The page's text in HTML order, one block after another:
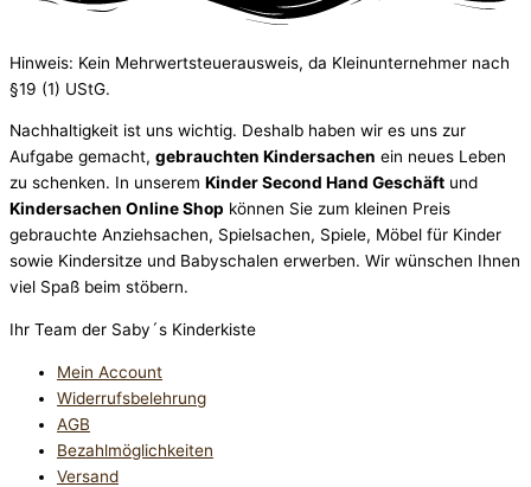
Hinweis: Kein Mehrwertsteuerausweis, da Kleinunternehmer nach
§19 (1) UStG.
Nachhaltigkeit ist uns wichtig. Deshalb haben wir es uns zur
Aufgabe gemacht, gebrauchten Kindersachen ein neues Leben
zu schenken. In unserem Kinder Second Hand Geschäft und
Kindersachen Online Shop können Sie zum kleinen Preis
gebrauchte Anziehsachen, Spiel­sachen, Spiele, Möbel für Kinder
sowie Kindersitze und Babyschalen erwerben. Wir wünschen Ihnen
viel Spaß beim stöbern.
Ihr Team der Saby´s Kinderkiste
Mein Account
Widerrufsbelehrung
AGB
Bezahlmöglichkeiten
Versand